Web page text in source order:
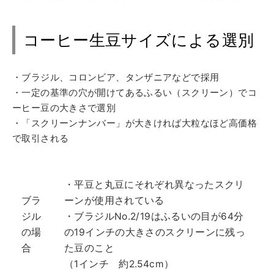
コーヒー生豆サイズによる選別
・ブラジル、コロンビア、タンザニアなどで採用
・一定の基準の穴が開けてあるふるい（スクリーン）でコ
ーヒー豆の大きさで選別
・「スクリーンナンバー」が大きければ大粒なほど高価格
で取引される
ブラ
ジル
の場
合
・平豆と丸豆にそれぞれ異なったスクリ
ーンが使用されている
・ブラジルNo.2/19はふるいの目が64分
の19インチの大きさのスクリーンに残っ
た豆のこと
（1インチ 約2.54cm）